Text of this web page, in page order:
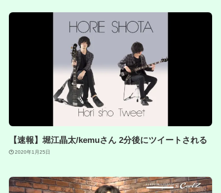
【速報】堀江晶太/kemuさん 2分後にツイートされる
2020年1月25日